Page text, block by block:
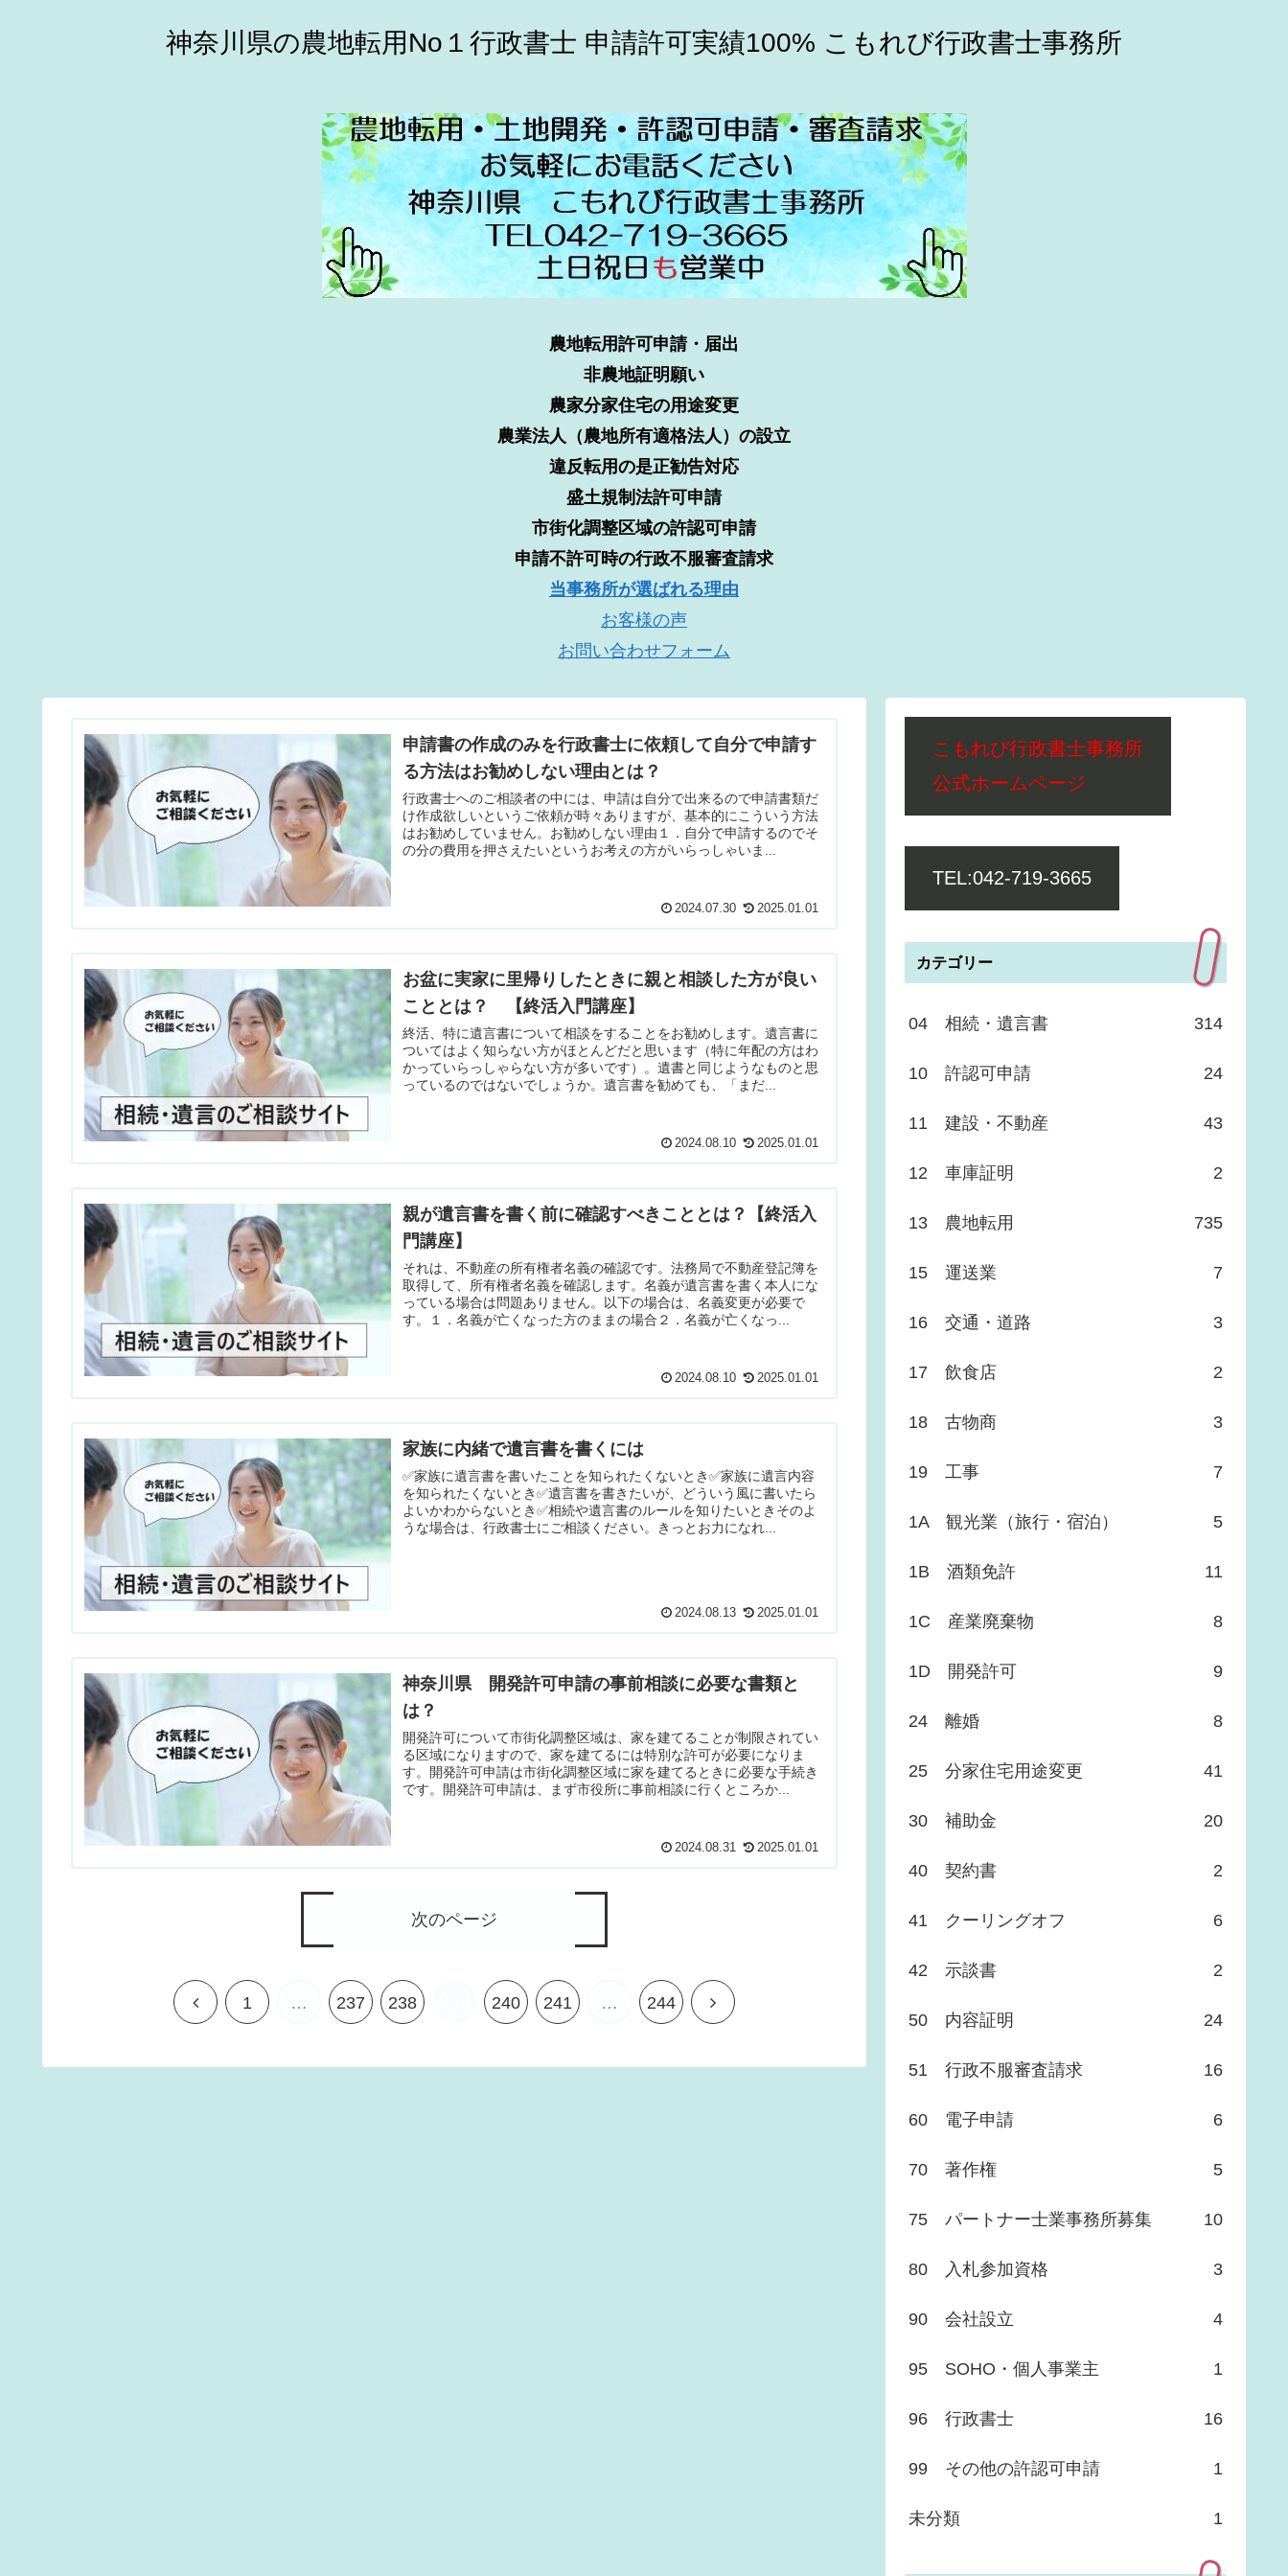
神奈川県の農地転用No１行政書士 申請許可実績100% こもれび行政書士事務所
農地転用許可申請・届出
非農地証明願い
農家分家住宅の用途変更
農業法人（農地所有適格法人）の設立
違反転用の是正勧告対応
盛土規制法許可申請
市街化調整区域の許認可申請
申請不許可時の行政不服審査請求
当事務所が選ばれる理由
お客様の声
お問い合わせフォーム
申請書の作成のみを行政書士に依頼して自分で申請す
る方法はお勧めしない理由とは？
行政書士へのご相談者の中には、申請は自分で出来るので申請書類だ
け作成欲しいというご依頼が時々ありますが、基本的にこういう方法
はお勧めしていません。お勧めしない理由１．自分で申請するのでそ
の分の費用を押さえたいというお考えの方がいらっしゃいま...
2024.07.30 2025.01.01
お盆に実家に里帰りしたときに親と相談した方が良い
こととは？ 【終活入門講座】
終活、特に遺言書について相談をすることをお勧めします。遺言書に
ついてはよく知らない方がほとんどだと思います（特に年配の方はわ
かっていらっしゃらない方が多いです）。遺書と同じようなものと思
っているのではないでしょうか。遺言書を勧めても、「まだ...
2024.08.10 2025.01.01
親が遺言書を書く前に確認すべきこととは？【終活入
門講座】
それは、不動産の所有権者名義の確認です。法務局で不動産登記簿を
取得して、所有権者名義を確認します。名義が遺言書を書く本人にな
っている場合は問題ありません。以下の場合は、名義変更が必要で
す。１．名義が亡くなった方のままの場合２．名義が亡くなっ...
2024.08.10 2025.01.01
家族に内緒で遺言書を書くには
✅家族に遺言書を書いたことを知られたくないとき✅家族に遺言内容
を知られたくないとき✅遺言書を書きたいが、どういう風に書いたら
よいかわからないとき✅相続や遺言書のルールを知りたいときそのよ
うな場合は、行政書士にご相談ください。きっとお力になれ...
2024.08.13 2025.01.01
神奈川県 開発許可申請の事前相談に必要な書類と
は？
開発許可について市街化調整区域は、家を建てることが制限されてい
る区域になりますので、家を建てるには特別な許可が必要になりま
す。開発許可申請は市街化調整区域に家を建てるときに必要な手続き
です。開発許可申請は、まず市役所に事前相談に行くところか...
2024.08.31 2025.01.01
次のページ
前 1 … 237 238 240 241 … 244 次
こもれび行政書士事務所
公式ホームページ
TEL:042-719-3665
カテゴリー
04 相続・遺言書 314
10 許認可申請 24
11 建設・不動産 43
12 車庫証明 2
13 農地転用 735
15 運送業 7
16 交通・道路 3
17 飲食店 2
18 古物商 3
19 工事 7
1A 観光業（旅行・宿泊） 5
1B 酒類免許 11
1C 産業廃棄物 8
1D 開発許可 9
24 離婚 8
25 分家住宅用途変更 41
30 補助金 20
40 契約書 2
41 クーリングオフ 6
42 示談書 2
50 内容証明 24
51 行政不服審査請求 16
60 電子申請 6
70 著作権 5
75 パートナー士業事務所募集 10
80 入札参加資格 3
90 会社設立 4
95 SOHO・個人事業主 1
96 行政書士 16
99 その他の許認可申請 1
未分類 1